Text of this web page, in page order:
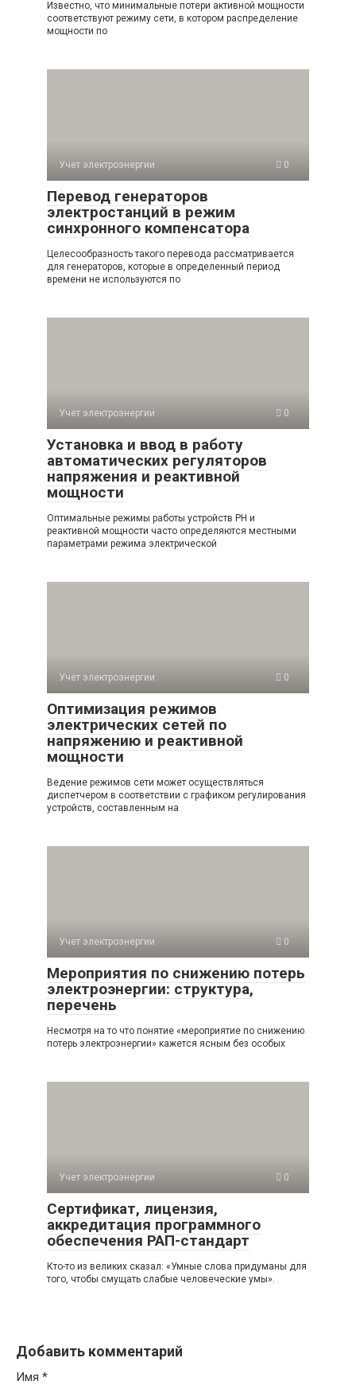
Известно, что минимальные потери активной мощности
соответствуют режиму сети, в котором распределение
мощности по
Учет электроэнергии 0
Перевод генераторов
электростанций в режим
синхронного компенсатора
Целесообразность такого перевода рассматривается
для генераторов, которые в определенный период
времени не используются по
Учет электроэнергии 0
Установка и ввод в работу
автоматических регуляторов
напряжения и реактивной
мощности
Оптимальные режимы работы устройств РН и
реактивной мощности часто определяются местными
параметрами режима электрической
Учет электроэнергии 0
Оптимизация режимов
электрических сетей по
напряжению и реактивной
мощности
Ведение режимов сети может осуществляться
диспетчером в соответствии с графиком регулирования
устройств, составленным на
Учет электроэнергии 0
Мероприятия по снижению потерь
электроэнергии: структура,
перечень
Несмотря на то что понятие «мероприятие по снижению
потерь электроэнергии» кажется ясным без особых
Учет электроэнергии 0
Сертификат, лицензия,
аккредитация программного
обеспечения РАП-стандарт
Кто-то из великих сказал: «Умные слова придуманы для
того, чтобы смущать слабые человеческие умы».
Добавить комментарий
Имя *